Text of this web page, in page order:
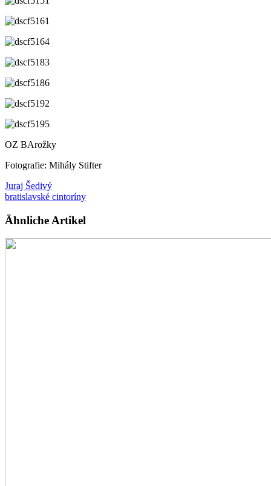
OZ BArožky
Fotografie: Mihály Stifter
Juraj Šedivý
bratislavské cintoríny
Ähnliche Artikel